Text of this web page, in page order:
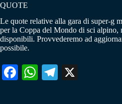
QUOTE
Le quote relative alla gara di super-g
per la Coppa del Mondo di sci alpino,
disponibili. Provvederemo ad
possibile.
Fa W
Te